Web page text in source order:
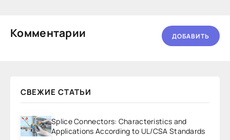
Комментарии ДОБАВИТЬ
СВЕЖИЕ СТАТЬИ
Splice Connectors: Characteristics and
Applications According to UL/CSA Standards